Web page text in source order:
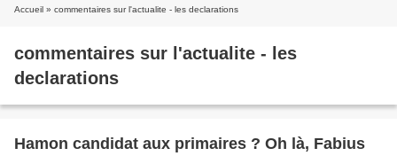
Accueil » commentaires sur l'actualite - les declarations
commentaires sur l'actualite - les
declarations
Hamon candidat aux primaires ? Oh là, Fabius